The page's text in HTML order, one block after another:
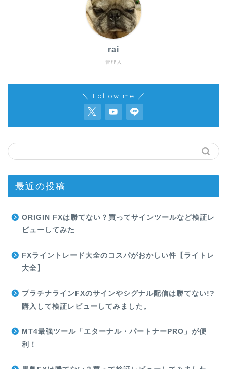
管理人
rai
＼ Follow me ／
最近の投稿
ORIGIN FXは勝てない？買ってサインツールなど検証レ
ビューしてみた
FXライントレード大全のコスパがおかしい件【ライトレ
大全】
プラチナラインFXのサインやシグナル配信は勝てない!?
購入して検証レビューしてみました。
MT4最強ツール「エターナル・パートナーPRO」が便
利！